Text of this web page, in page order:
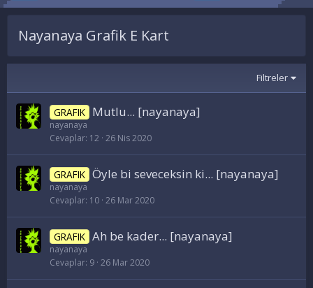
Nayanaya Grafik E Kart
Filtreler
GRAFIK Mutlu... [nayanaya]
nayanaya
Cevaplar 12 26 Nis 2020
GRAFIK Öyle bi seveceksin ki... [nayanaya]
nayanaya
Cevaplar 10 26 Mar 2020
GRAFIK Ah be kader... [nayanaya]
nayanaya
Cevaplar 9 26 Mar 2020